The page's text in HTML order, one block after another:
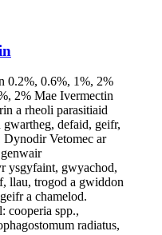
0.2%, 0.6%, 1%, 2%
2% Mae Ivermectin
a rheoli parasitiaid
defaid, geifr,
Dynodir Vetomec ar
ysgyfaint, gwyachod,
llau, trogod a gwiddon
a chamelod.
cooperia spp.,
radiatus,